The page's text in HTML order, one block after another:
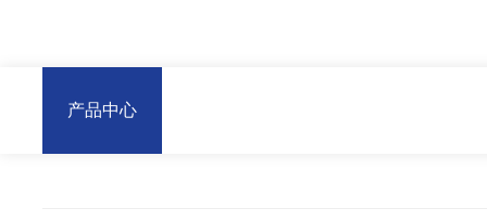
产品中心